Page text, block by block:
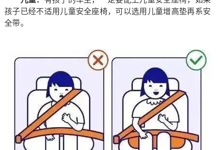
孩子已经不适用儿童安全座椅，可以选用儿童增高垫再系安
全带。